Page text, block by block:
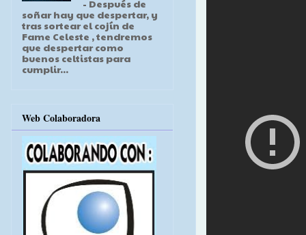
- Después de
soñar hay que despertar, y
tras sortear el cojín de
Fame Celeste , tendremos
que despertar como
buenos celtistas para
cumplir...
Web Colaboradora